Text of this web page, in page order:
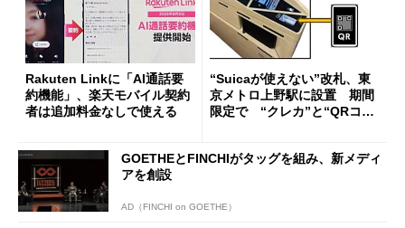
Rakuten Linkに「AI通話要
約機能」、楽天モバイル契約
者は追加料金なしで使える
“Suicaが使えない”改札、東
京メトロ上野駅に設置 期間
限定で “クレカ”と“QRコー
GOETHEとFINCHIがタッグを組み、新メディ
アを創設
AD（FINCHI on GOETHE）